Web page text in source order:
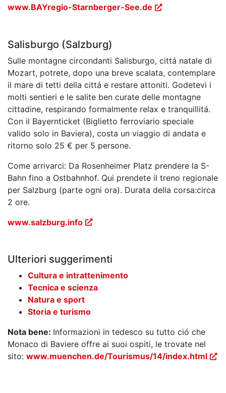
www.BAYregio-Starnberger-See.de
Salisburgo (Salzburg)
Sulle montagne circondanti Salisburgo, cittá natale di
Mozart, potrete, dopo una breve scalata, contemplare
il mare di tetti della cittá e restare attoniti. Godetevi i
molti sentieri e le salite ben curate delle montagne
cittadine, respirando formalmente relax e tranquillitá.
Con il Bayernticket (Biglietto ferroviario speciale
valido solo in Baviera), costa un viaggio di andata e
ritorno solo 25 € per 5 persone.
Come arrivarci: Da Rosenheimer Platz prendere la S-
Bahn fino a Ostbahnhof. Qui prendete il treno regionale
per Salzburg (parte ogni ora). Durata della corsa:circa
2 ore.
www.salzburg.info
Ulteriori suggerimenti
Cultura e intrattenimento
Tecnica e scienza
Natura e sport
Storia e turismo
Nota bene: Informazioni in tedesco su tutto ció che
Monaco di Baviere offre ai suoi ospiti, le trovate nel
sito: www.muenchen.de/Tourismus/14/index.html